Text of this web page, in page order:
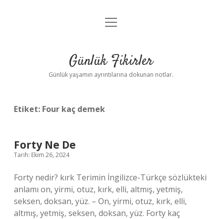
Anasayfa
Yasal Uyarı
menüyü
Günlük Fikirler
Günlük yaşamın ayrıntılarına dokunan notlar.
Etiket: Four kaç demek
Forty Ne De
Tarih: Ekim 26, 2024
Forty nedir? kırk Terimin İngilizce-Türkçe sözlükteki
anlamı on, yirmi, otuz, kırk, elli, altmış, yetmiş,
seksen, doksan, yüz. – On, yirmi, otuz, kırk, elli,
altmış, yetmiş, seksen, doksan, yüz. Forty kaç